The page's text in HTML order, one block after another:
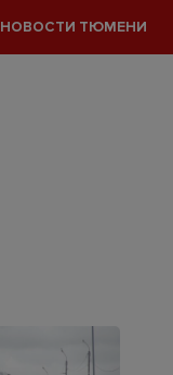
НОВОСТИ ТЮМЕНИ